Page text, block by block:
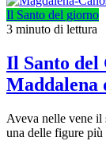
Il Santo del giorno
3 minuto di lettura
Il Santo del
Maddalena
Aveva nelle vene il
una delle figure